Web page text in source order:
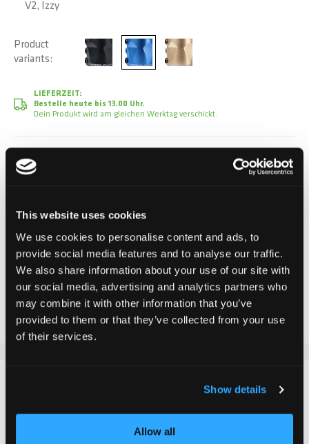
This website uses cookies
We use cookies to personalise content and ads, to
provide social media features and to analyse our traffic.
We also share information about your use of our site with
our social media, advertising and analytics partners who
may combine it with other information that you’ve
provided to them or that they’ve collected from your use
of their services.
Show details
Allow all
V2, Izzy
Product
variants
LIEFERZEIT:
Bestelle heute bis 13.00 Uhr.
Dein Produkt wird am gleichen Werktag verschickt.
CHF 29.90
In den Warenkorb
Zur Wunschliste hinzufügen
Zur Vergleichsliste hinzufügen
Diese hochwertige 3-bolt Chilli Clamp in blau, aus CNC
gefrästem Aluminium angefertigt, wurde aufwendig